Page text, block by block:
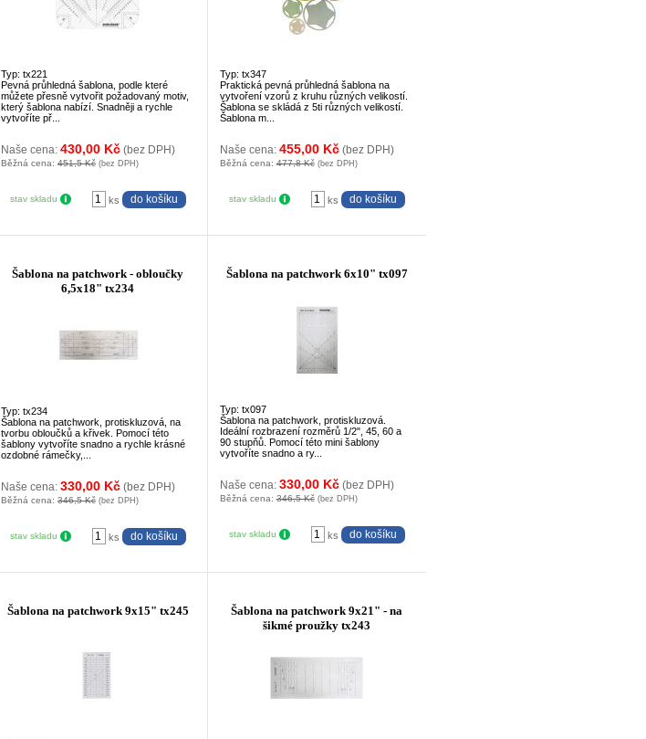
Typ: tx221
Pevná průhledná šablona, podle které
můžete přesně vytvořit požadovaný motiv,
který šablona nabízí. Snadněji a rychle
vytvoříte př...
Naše cena:430,00 Kč (bez DPH)
Běžná cena:451,5 Kč (bez DPH)
stav skladu ks
Typ: tx347
Praktická pevná průhledná šablona na
vytvoření vzorů z kruhu různých velikostí.
Šablona se skládá z 5ti různých velikostí.
Šablona m...
Naše cena: 455,00 Kč (bez DPH)
Běžná cena:477,8 Kč (bez DPH)
stav skladu ks
Šablona na patchwork - obloučky
6,5x18" tx234
Typ: tx234
Šablona na patchwork, protiskluzová, na
tvorbu obloučků a křivek. Pomocí této
šablony vytvoříte snadno a rychle krásné
ozdobné rámečky,...
Naše cena:330,00 Kč (bez DPH)
Běžná cena:346,5 Kč (bez DPH)
stav skladu ks
Šablona na patchwork 6x10" tx097
Typ: tx097
Šablona na patchwork, protiskluzová.
Ideální rozbrazení rozměrů 1/2", 45, 60 a
90 stupňů. Pomocí této mini šablony
vytvoříte snadno a ry...
Naše cena: 330,00 Kč (bez DPH)
Běžná cena:346,5 Kč (bez DPH)
stav skladu ks
Šablona na patchwork 9x15" tx245
Šablona na patchwork 9x21" - na
šikmé proužky tx243